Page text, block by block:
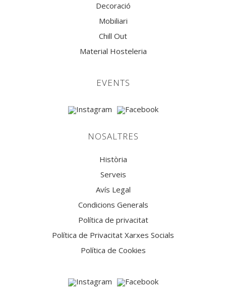
Decoració
Mobiliari
Chill Out
Material Hosteleria
EVENTS
NOSALTRES
Història
Serveis
Avís Legal
Condicions Generals
Política de privacitat
Política de Privacitat Xarxes Socials
Política de Cookies